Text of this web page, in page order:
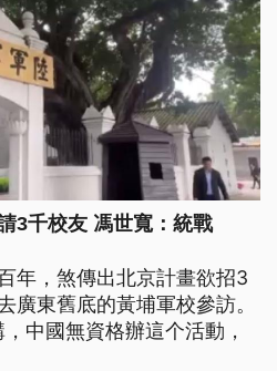
3千校友 馮世寬：統戰
年，煞傳出北京計畫欲招3
廣東舊底的黃埔軍校參訪。
中國無資格辦這个活動，